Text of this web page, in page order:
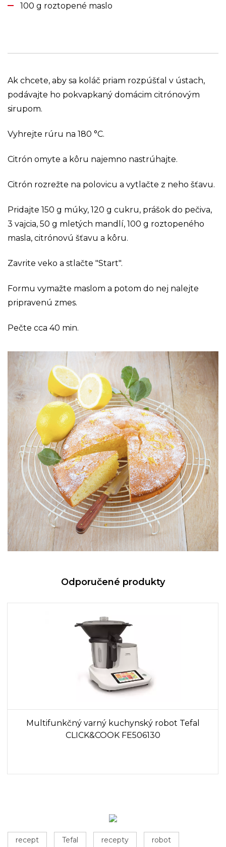
100 g roztopené maslo
Ak chcete, aby sa koláč priam rozpúšťal v ústach,
podávajte ho pokvapkaný domácim citrónovým
sirupom.
Vyhrejte rúru na 180 °C.
Citrón omyte a kôru najemno nastrúhajte.
Citrón rozrežte na polovicu a vytlačte z neho šťavu.
Pridajte 150 g múky, 120 g cukru, prášok do pečiva,
3 vajcia, 50 g mletých mandlí, 100 g roztopeného
masla, citrónovú šťavu a kôru.
Zavrite veko a stlačte "Start".
Formu vymažte maslom a potom do nej nalejte
pripravenú zmes.
Pečte cca 40 min.
Odporučené produkty
Multifunkčný varný kuchynský robot Tefal
CLICK&COOK FE506130
recept Tefal recepty robot